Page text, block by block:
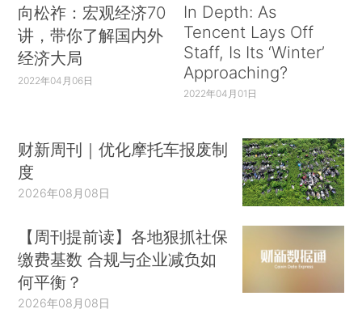
向松祚：宏观经济70
讲，带你了解国内外
经济大局
2022年04月06日
In Depth: As
Tencent Lays Off
Staff, Is Its ‘Winter’
Approaching?
2022年04月01日
财新周刊｜优化摩托车报废制
度
2026年08月08日
【周刊提前读】各地狠抓社保
缴费基数 合规与企业减负如
何平衡？
2026年08月08日